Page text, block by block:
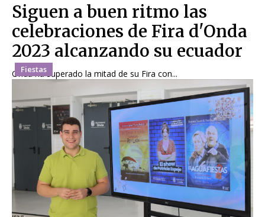
Fiestas
Siguen a buen ritmo las
celebraciones de Fira d'Onda
2023 alcanzando su ecuador
Onda ha superado la mitad de su Fira con...